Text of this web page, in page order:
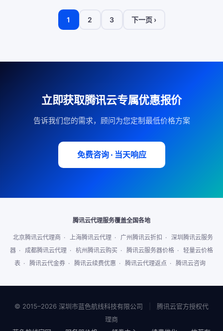
1 2 3 下一页 ›
立即获取腾讯云专属优惠报价
告诉我们您的需求，顾问为您定制最低价格方案
免费咨询 · 当天响应
腾讯云代理服务覆盖全国各地
北京腾讯云代理商 · 上海腾讯云代理 · 广州腾讯云折扣 · 深圳腾讯云服务
器 · 成都腾讯云代理 · 杭州腾讯云购买 · 腾讯云服务器价格 · 轻量云价格
表 · 腾讯云代金券 · 腾讯云续费优惠 · 腾讯云代理返点 · 腾讯云咨询
© 2015–2026 深圳市蓝色航线科技有限公司
腾讯云官方授权代
理商